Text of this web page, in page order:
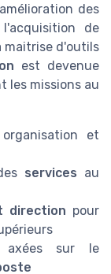
des
de
maitrise d'outils
est devenue
les missionsau
et
services au
direction pour
axées sur le